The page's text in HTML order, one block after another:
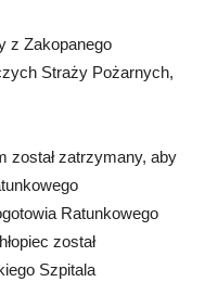
z Zakopanego
Straży Pożarnych,
został zatrzymany, aby
Ratunkowego
został
Szpitala